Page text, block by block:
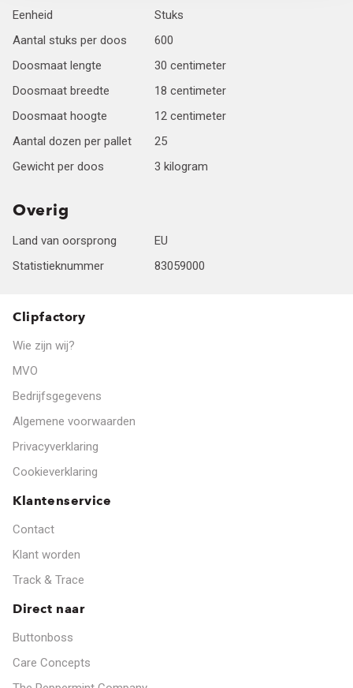
Eenheid
Stuks
Aantal stuks per doos
600
Doosmaat lengte
30 centimeter
Doosmaat breedte
18 centimeter
Doosmaat hoogte
12 centimeter
Aantal dozen per pallet
25
Gewicht per doos
3 kilogram
Overig
Land van oorsprong
EU
Statistieknummer
83059000
Clipfactory
Wie zijn wij?
MVO
Bedrijfsgegevens
Algemene voorwaarden
Privacyverklaring
Cookieverklaring
Klantenservice
Contact
Klant worden
Track & Trace
Direct naar
Buttonboss
Care Concepts